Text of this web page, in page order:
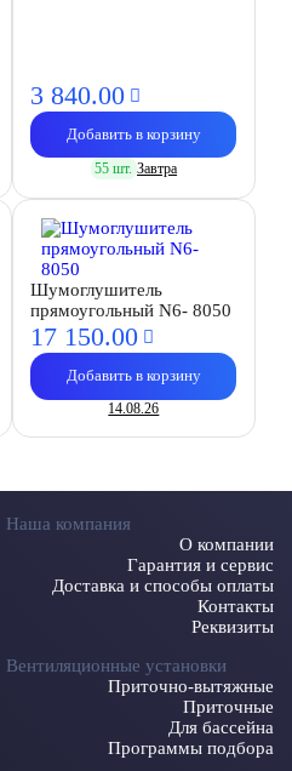
3 840.00
Добавить в корзину
55 шт. Завтра
Шумоглушитель
прямоугольный N6- 8050
17 150.00
Добавить в корзину
14.08.26
Наша компания
О компании
Гарантия и сервис
Доставка и способы оплаты
Контакты
Реквизиты
Вентиляционные установки
Приточно-вытяжные
Приточные
Для бассейна
Программы подбора